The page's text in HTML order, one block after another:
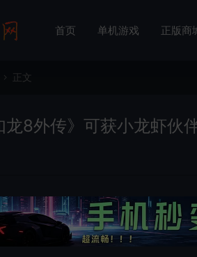
首页 单机游戏 正版商
正文
龙8外传》可获小龙虾伙